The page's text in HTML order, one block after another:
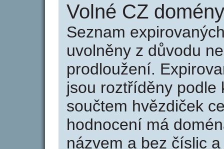
Volné CZ
Seznam
uvolněny z důvodu
prodloužení.
jsou roztříděny podle
součtem hvězdiček
hodnocení má
názvem a bez číslic